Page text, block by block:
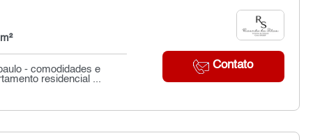
Contato
- comodidades e
residencial ...